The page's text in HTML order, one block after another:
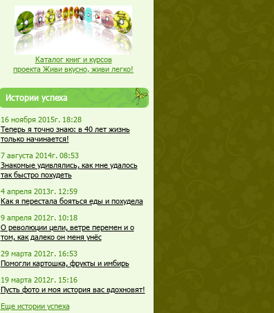
Каталог книг и курсов
проекта Живи вкусно, живи легко!
Истории успеха
16 ноября 2015г. 18:28
Теперь я точно знаю: в 40 лет жизнь
только начинается!
7 августа 2014г. 08:53
Знакомые удивлялись, как мне удалось
так быстро похудеть
4 апреля 2013г. 12:59
Как я перестала бояться еды и похудела
9 апреля 2012г. 10:18
О революции цели, ветре перемен и о
том, как далеко он меня унёс
29 марта 2012г. 16:53
Помогли картошка, фрукты и имбирь
19 марта 2012г. 15:16
Пусть фото и моя история вас вдохновят!
Еще истории успеха